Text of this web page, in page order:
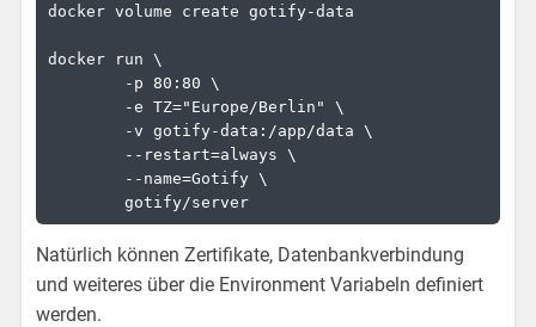
docker volume create gotify-data
docker run \
	gotify/server
Natürlich können Zertifikate, Datenbankverbindung
und weiteres über die Environment Variabeln definiert
werden.